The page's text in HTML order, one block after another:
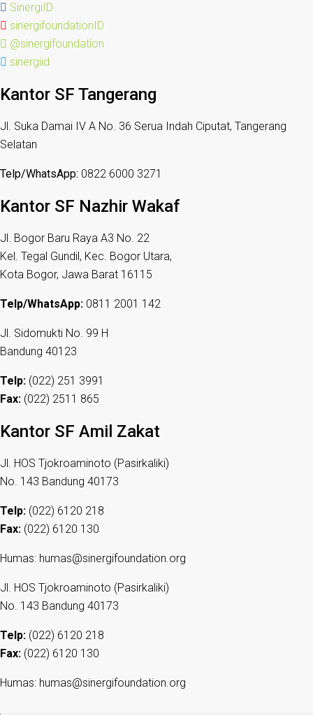
SinergiID
sinergifoundationID
@sinergifoundation
sinergiid
Kantor SF Tangerang
Jl. Suka Damai IV A No. 36 Serua Indah Ciputat, Tangerang
Selatan
Telp/WhatsApp: 0822 6000 3271
Kantor SF Nazhir Wakaf
Jl. Bogor Baru Raya A3 No. 22
Kel. Tegal Gundil, Kec. Bogor Utara,
Kota Bogor, Jawa Barat 16115
Telp/WhatsApp: 0811 2001 142
Jl. Sidomukti No. 99 H
Bandung 40123
Telp: (022) 251 3991
Fax: (022) 2511 865
Kantor SF Amil Zakat
Jl. HOS Tjokroaminoto (Pasirkaliki)
No. 143 Bandung 40173
Telp: (022) 6120 218
Fax: (022) 6120 130
Humas: humas@sinergifoundation.org
Jl. HOS Tjokroaminoto (Pasirkaliki)
No. 143 Bandung 40173
Telp: (022) 6120 218
Fax: (022) 6120 130
Humas: humas@sinergifoundation.org